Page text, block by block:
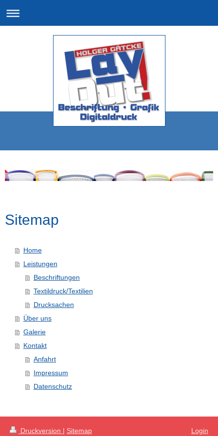
Sitemap
Home
Leistungen
Beschriftungen
Textildruck/Textilien
Drucksachen
Über uns
Galerie
Kontakt
Anfahrt
Impressum
Datenschutz
Druckversion | Sitemap Login